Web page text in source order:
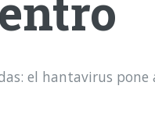
el hantavirus